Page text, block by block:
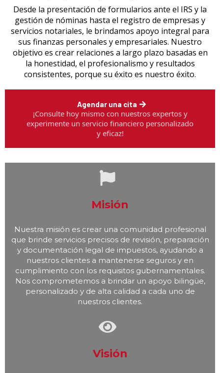
Desde la presentación de formularios ante el IRS y la
gestión de nóminas hasta el registro de empresas y
servicios notariales, le brindamos apoyo integral para
sus finanzas personales y empresariales. Nuestro
objetivo es crear relaciones a largo plazo basadas en
la honestidad, el profesionalismo y resultados
consistentes, porque su éxito es nuestro éxito.
Agendar una cita
¡Consulte hoy mismo con nuestros expertos y
experimente un servicio financiero personalizado
y eficaz!
Misión
Nuestra misión es crear una comunidad profesional
que brinde servicios precisos de revisión, preparación
y documentación legal de impuestos, ayudando a
nuestros clientes a mantenerse seguros y en
cumplimiento con los requisitos gubernamentales.
Nos comprometemos a brindar un apoyo bilingüe,
personalizado y de alta calidad a cada uno de
nuestros clientes.
Visión